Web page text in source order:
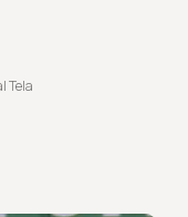
Tela